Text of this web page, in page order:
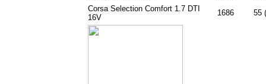
Corsa Selection Comfort 1.7 DTI
16V
1686 55